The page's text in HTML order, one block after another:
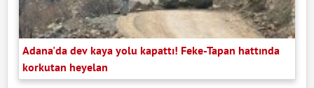
Adana'da dev kaya yolu kapattı! Feke-Tapan hattında
korkutan heyelan